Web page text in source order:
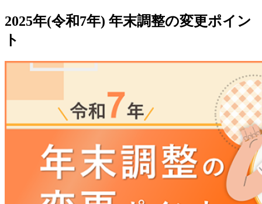
2025年(令和7年) 年末調整の変更ポイン
ト